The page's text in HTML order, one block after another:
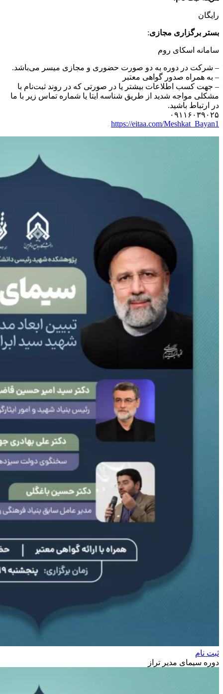
رایگان
بستر برگزاری مجازی:
سامانه اسکای روم
– شرکت در دوره به دو صورت حضوری و مجازی میسر می‌باشد.
– به همراه صدور گواهی معتبر
– جهت کسب اطلاعات بیشتر یا در صورتی که در روند ثبت‌نام با
مشکلی مواجه شدید از طریق شناسه ایتا یا شماره تماس زیر با ما
در ارتباط باشید.
۰۹۱۱۶۰۳۹۰۲۵
https://eitaa.com/Meshkat_Bayan1
ثبت نام
دوره سیمای مدیر تراز